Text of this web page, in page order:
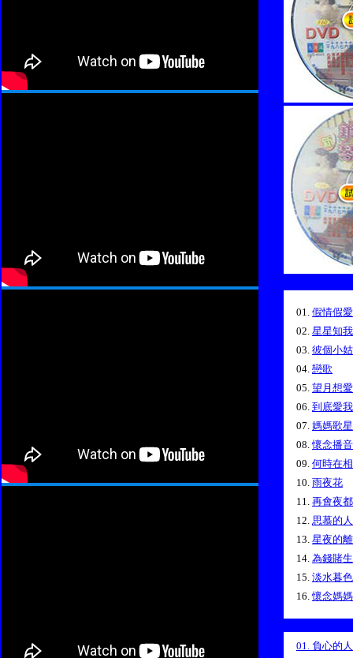
01. 假情假愛
02. 星星知
03. 彼個小
04. 戀歌
05. 望月想
06. 到底愛
07. 媽媽歌星
08.懷念播
09. 何時在
10. 雨夜花
11. 再會夜
12. 思慕的人
13. 星夜的
14. 為錢賭
15. 淡水暮色
16.懷念媽媽
01. 負心的人